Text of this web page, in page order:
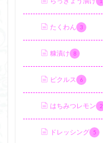
たくわん 3
糠漬け 8
ピクルス 6
はちみつレモン 2
ドレッシング 5